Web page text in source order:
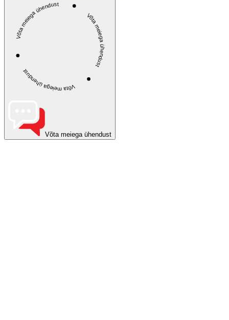
Võta meiega ühendust Võta meiega ühendust
Võta meiega ühendust
Võta meiega ühendust